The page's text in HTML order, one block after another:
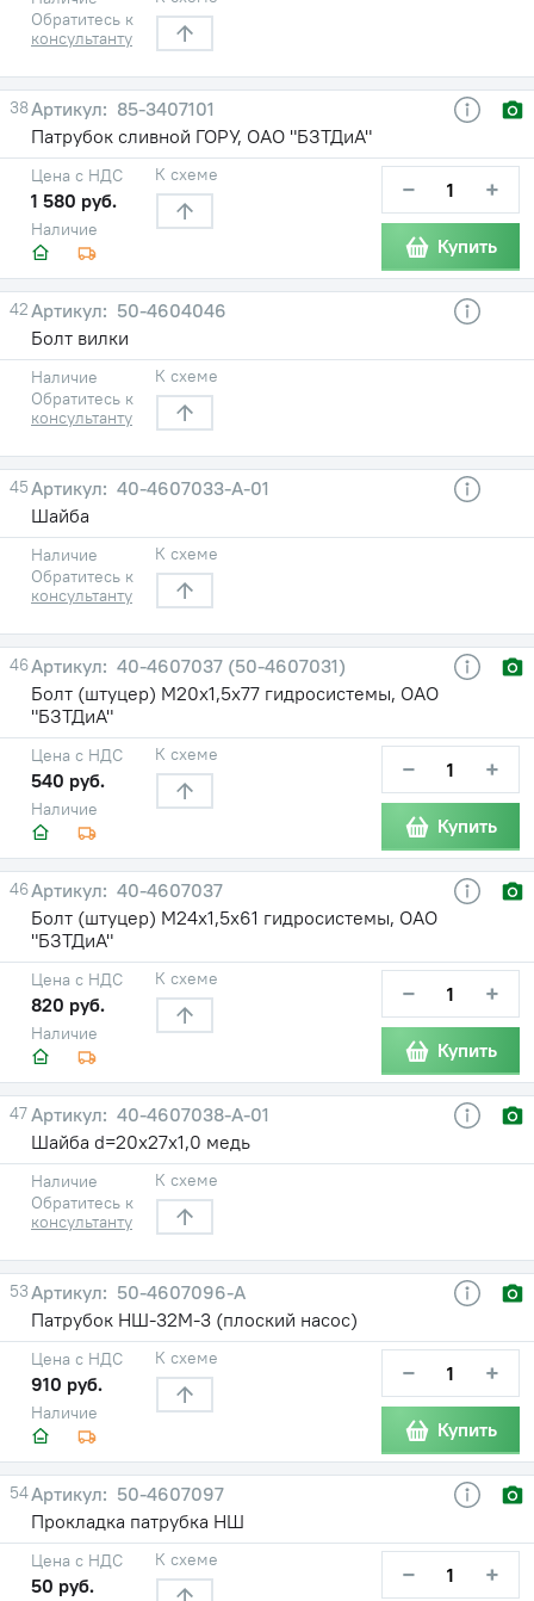
Обратитесь к
консультанту
38
85-3407101
Патрубок сливной ГОРУ, ОАО "БЗТДиА"
Наличие
Цена с НДС
1 580 руб.
К схеме − +
Купить
42
50-4604046
Болт вилки
Наличие
Обратитесь к
консультанту
К схеме
45
40-4607033-А-01
Шайба
Наличие
Обратитесь к
консультанту
К схеме
46
40-4607037 (50-4607031)
Болт (штуцер) М20х1,5х77 гидросистемы, ОАО
"БЗТДиА"
Наличие
Цена с НДС
540 руб.
К схеме − +
Купить
46
40-4607037
Болт (штуцер) М24х1,5х61 гидросистемы, ОАО
"БЗТДиА"
Наличие
Цена с НДС
820 руб.
К схеме − +
Купить
47
40-4607038-А-01
Шайба d=20х27х1,0 медь
Наличие
Обратитесь к
консультанту
К схеме
53
50-4607096-А
Патрубок НШ-32М-3 (плоский насос)
Наличие
Цена с НДС
910 руб.
К схеме − +
Купить
54
50-4607097
Прокладка патрубка НШ
Цена с НДС
50 руб.
К схеме − +